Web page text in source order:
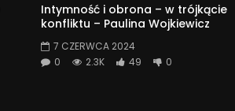
Intymność i obrona – w trójkącie
konfliktu – Paulina Wojkiewicz
7 CZERWCA 2024
0
2.3K 49 0